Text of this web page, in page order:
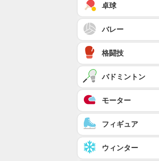
卓球
バレー
格闘技
バドミントン
モーター
フィギュア
ウィンター